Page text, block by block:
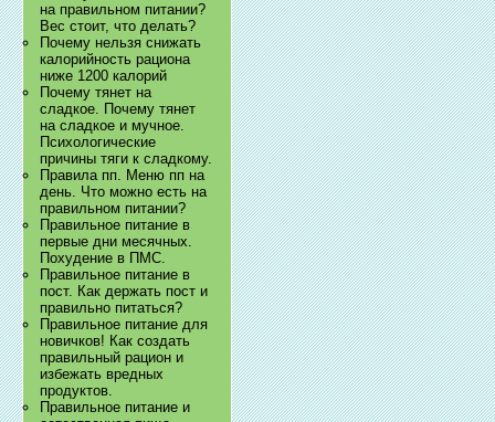
на правильном питании?
Вес стоит, что делать?
Почему нельзя снижать
калорийность рациона
ниже 1200 калорий
Почему тянет на
сладкое. Почему тянет
на сладкое и мучное.
Психологические
причины тяги к сладкому.
Правила пп. Меню пп на
день. Что можно есть на
правильном питании?
Правильное питание в
первые дни месячных.
Похудение в ПМС.
Правильное питание в
пост. Как держать пост и
правильно питаться?
Правильное питание для
новичков! Как создать
правильный рацион и
избежать вредных
продуктов.
Правильное питание и